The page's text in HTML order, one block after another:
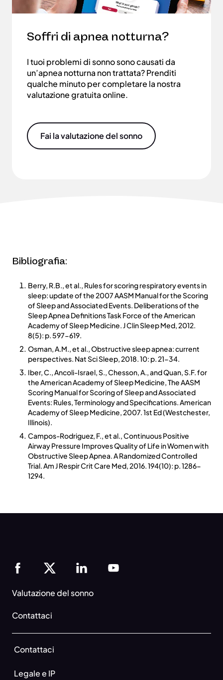
Soffri di apnea notturna?
I tuoi problemi di sonno sono causati da
un’apnea notturna non trattata? Prenditi
qualche minuto per completare la nostra
valutazione gratuita online.
Fai la valutazione del sonno
Bibliografia:
Berry, R.B., et al., Rules for scoring respiratory events in
sleep: update of the 2007 AASM Manual for the Scoring
of Sleep and Associated Events. Deliberations of the
Sleep Apnea Definitions Task Force of the American
Academy of Sleep Medicine. J Clin Sleep Med, 2012.
8(5): p. 597-619.
Osman, A.M., et al., Obstructive sleep apnea: current
perspectives. Nat Sci Sleep, 2018. 10: p. 21-34.
Iber, C., Ancoli-Israel, S., Chesson, A., and Quan, S.F. for
the American Academy of Sleep Medicine, The AASM
Scoring Manual for Scoring of Sleep and Associated
Events: Rules, Terminology and Specifications. American
Academy of Sleep Medicine, 2007. 1st Ed (Westchester,
Illinois).
Campos-Rodriguez, F., et al., Continuous Positive
Airway Pressure Improves Quality of Life in Women with
Obstructive Sleep Apnea. A Randomized Controlled
Trial. Am J Respir Crit Care Med, 2016. 194(10): p. 1286-
1294.
Valutazione del sonno
Contattaci
Contattaci
Legale e IP